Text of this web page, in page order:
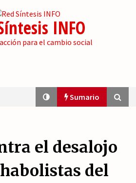
INFO
para el cambio social
Sumario
de la desinformación y los
07/2026
el desalojo
del